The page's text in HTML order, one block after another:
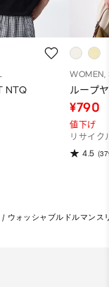
NTQ
WOMEN,
ループ
¥790
値下げ
リサイク
4.5
/ ウォッシャブルドルマンス